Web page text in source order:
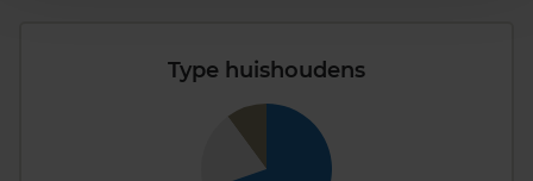
Type huishoudens